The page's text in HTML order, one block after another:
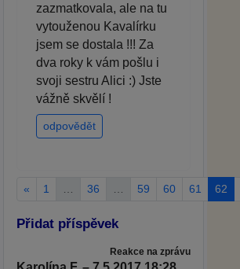
zazmatkovala, ale na tu
vytouženou Kavalírku
jsem se dostala !!! Za
dva roky k vám pošlu i
svoji sestru Alici :) Jste
vážně skvělí !
odpovědět
« 1 36 59 60 61 62
Přidat příspěvek
Reakce na zprávu